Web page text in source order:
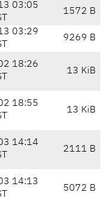
03:05
1572 B
03:29
9269 B
18:26
13 KiB
18:55
13 KiB
14:14
2111 B
14:13
5072 B